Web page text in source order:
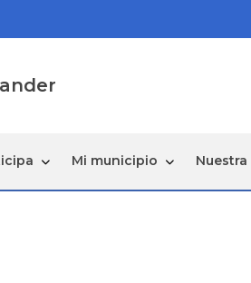
Mi municipio